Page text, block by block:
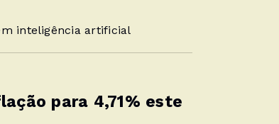
inteligência artificial
para 4,71% este